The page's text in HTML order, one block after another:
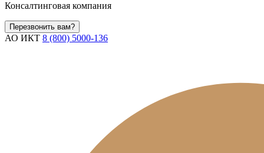
Консалтинговая компания
Перезвонить вам?
АО ИКТ 8 (800) 5000-136